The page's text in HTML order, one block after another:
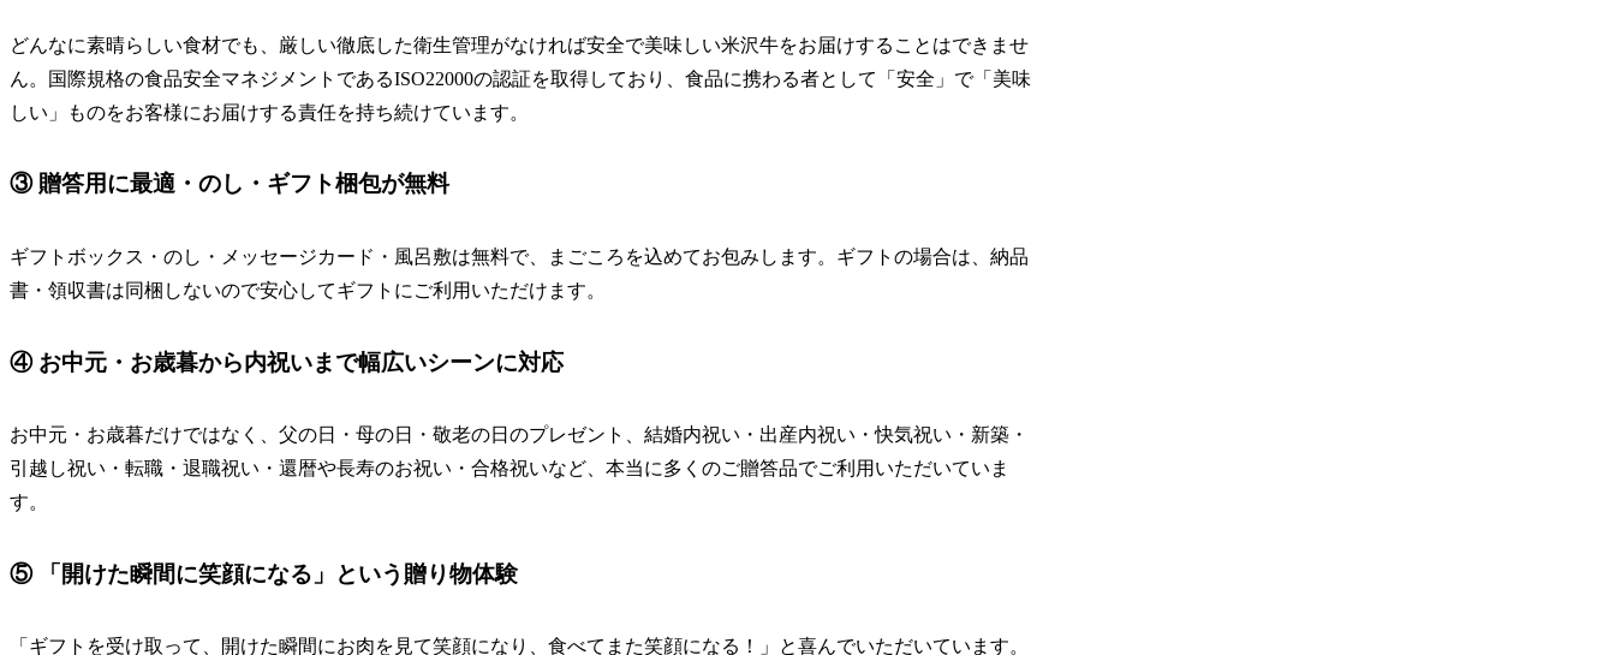
どんなに素晴らしい食材でも、厳しい徹底した衛生管理がなければ安全で美味しい米沢牛をお届けすることはできませ
ん。国際規格の食品安全マネジメントであるISO22000の認証を取得しており、食品に携わる者として「安全」で「美味
しい」ものをお客様にお届けする責任を持ち続けています。
③ 贈答用に最適・のし・ギフト梱包が無料
ギフトボックス・のし・メッセージカード・風呂敷は無料で、まごころを込めてお包みします。ギフトの場合は、納品
書・領収書は同梱しないので安心してギフトにご利用いただけます。
④ お中元・お歳暮から内祝いまで幅広いシーンに対応
お中元・お歳暮だけではなく、父の日・母の日・敬老の日のプレゼント、結婚内祝い・出産内祝い・快気祝い・新築・
引越し祝い・転職・退職祝い・還暦や長寿のお祝い・合格祝いなど、本当に多くのご贈答品でご利用いただいていま
す。
⑤ 「開けた瞬間に笑顔になる」という贈り物体験
「ギフトを受け取って、開けた瞬間にお肉を見て笑顔になり、食べてまた笑顔になる！」と喜んでいただいています。